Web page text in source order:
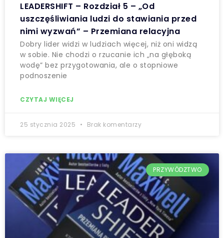
LEADERSHIFT – Rozdział 5 – „Od
uszczęśliwiania ludzi do stawiania przed
nimi wyzwań” – Przemiana relacyjna
Dobry lider widzi w ludziach więcej, niż oni widzą
w sobie. Nie chodzi o rzucanie ich „na głęboką
wodę” bez przygotowania, ale o stopniowe
podnoszenie
CZYTAJ WIĘCEJ
25 stycznia 2025 Brak komentarzy
PRZYWÓDZTWO